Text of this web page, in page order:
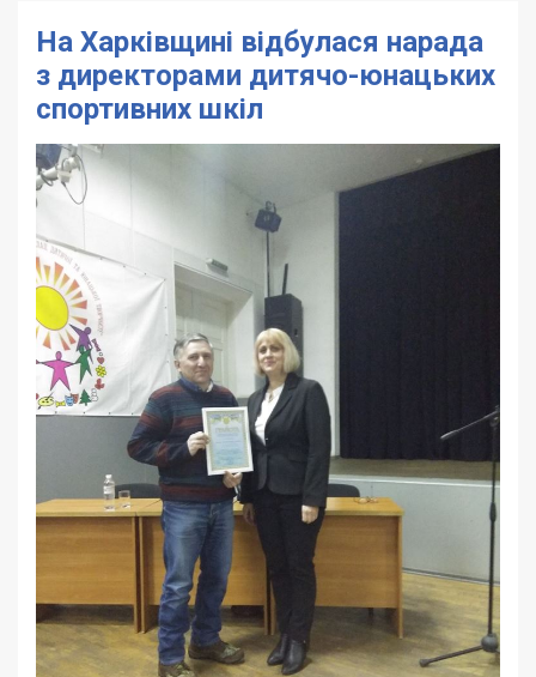
На Харківщині відбулася нарада
з директорами дитячо-юнацьких
спортивних шкіл